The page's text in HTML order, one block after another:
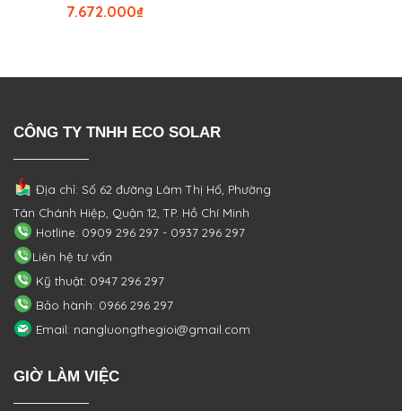
₫
7.672.000
CÔNG TY TNHH ECO SOLAR
Địa chỉ: Số 62 đường Lâm Thị Hố, Phường
Tân Chánh Hiệp, Quận 12, TP. Hồ Chí Minh
Hotline: 0909 296 297 - 0937 296 297
Liên hệ tư vấn
Kỹ thuật: 0947 296 297
Bảo hành: 0966 296 297
Email: nangluongthegioi@gmail.com
GIỜ LÀM VIỆC